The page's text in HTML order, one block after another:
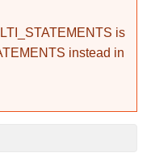
is
instead in